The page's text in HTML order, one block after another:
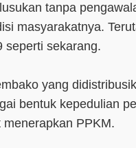
tanpa
masyarakatnya.
seperti sekarang.
yang
bentuk kepedulian
PPKM.